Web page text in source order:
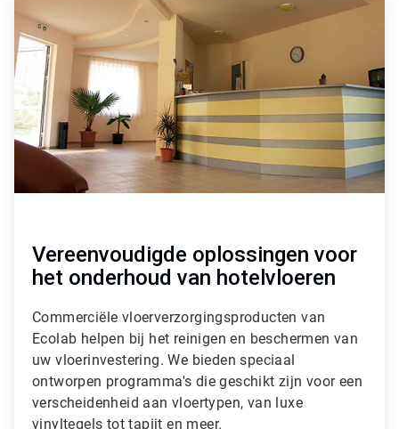
c
l
T
i
l
ˑ
Vereenvoudigde oplossingen voor
het onderhoud van hotelvloeren
Commerciële vloerverzorgingsproducten van
Ecolab helpen bij het reinigen en beschermen van
uw vloerinvestering. We bieden speciaal
ontworpen programma's die geschikt zijn voor een
verscheidenheid aan vloertypen, van luxe
vinyltegels tot tapijt en meer.